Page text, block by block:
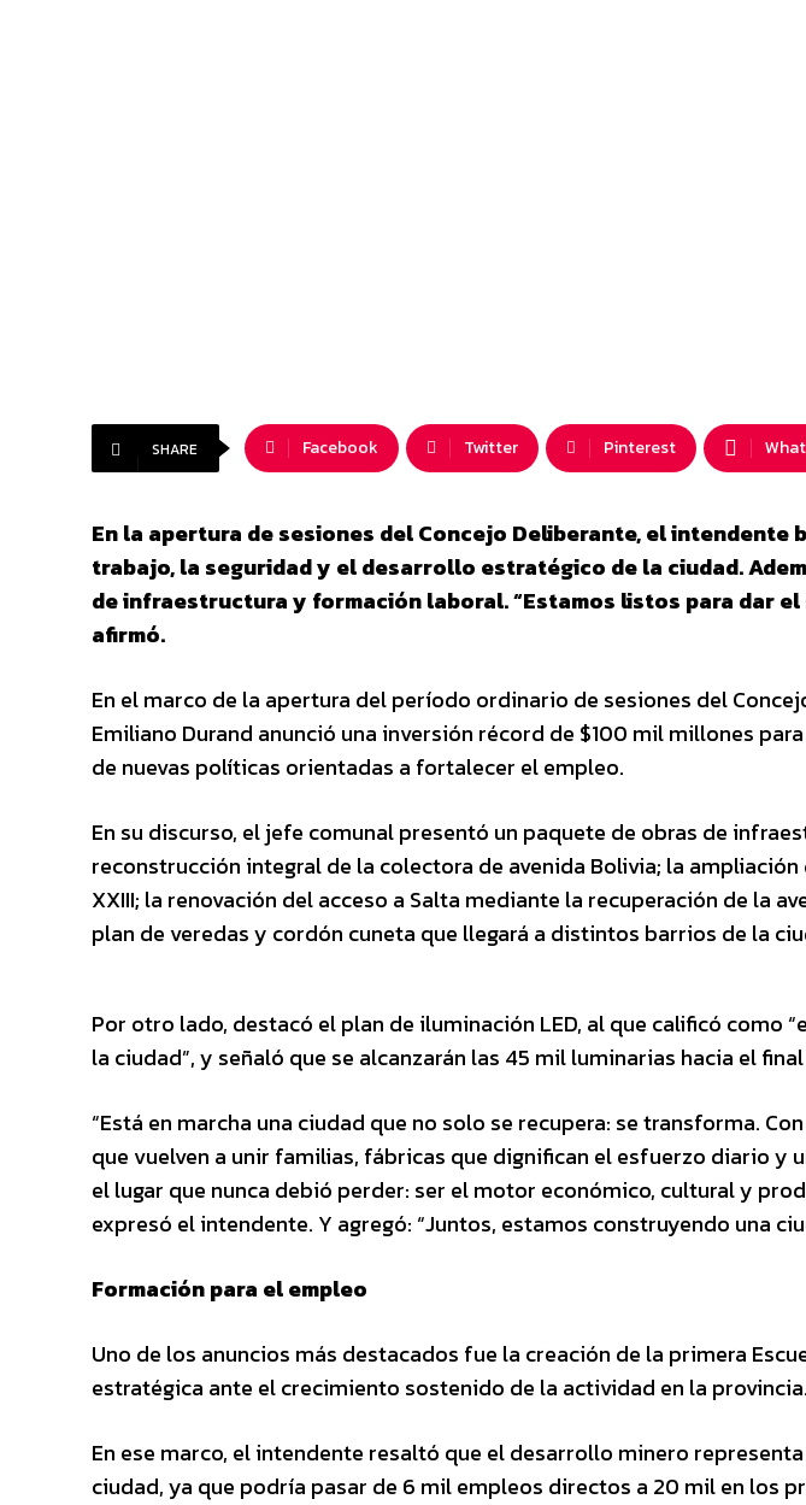
SHARE Facebook Twitter Pinterest
En la apertura de sesiones del Concejo Deliberante, el intendente
trabajo, la seguridad y el desarrollo estratégico de la ciudad.
de infraestructura y formación laboral. “Estamos listos para dar
afirmó.
En el marco de la apertura del período ordinario de sesiones del
Emiliano Durand anunció una inversión récord de $100 mil millones
de nuevas políticas orientadas a fortalecer el empleo.
En su discurso, el jefe comunal presentó un paquete de obras de
reconstrucción integral de la colectora de avenida Bolivia; la
XXIII; la renovación del acceso a Salta mediante la recuperación de la
plan de veredas y cordón cuneta que llegará a distintos barrios de la
Por otro lado, destacó el plan de iluminación LED, al que calificó como
la ciudad”, y señaló que se alcanzarán las 45 mil luminarias hacia el
“Está en marcha una ciudad que no solo se recupera: se transforma.
que vuelven a unir familias, fábricas que dignifican el esfuerzo diario y
el lugar que nunca debió perder: ser el motor económico, cultural y
expresó el intendente. Y agregó: “Juntos, estamos construyendo una
Formación para el empleo
Uno de los anuncios más destacados fue la creación de la primera
estratégica ante el crecimiento sostenido de la actividad en la provincia.
En ese marco, el intendente resaltó que el desarrollo minero
ciudad, ya que podría pasar de 6 mil empleos directos a 20 mil en los